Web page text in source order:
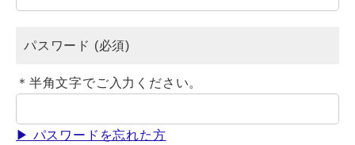
パスワード (必須)
＊半角文字でご入力ください。
▶ パスワードを忘れた方